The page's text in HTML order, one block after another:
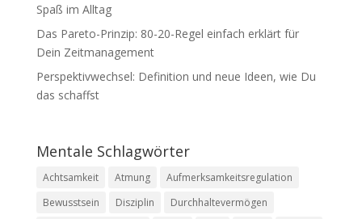
Spaß im Alltag
Das Pareto-Prinzip: 80-20-Regel einfach erklärt für
Dein Zeitmanagement
Perspektivwechsel: Definition und neue Ideen, wie Du
das schaffst
Mentale Schlagwörter
Achtsamkeit Atmung
Aufmerksamkeitsregulation
Bewusstsein
Disziplin
Durchhaltevermögen